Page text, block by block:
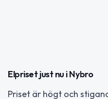
Elpriset just nu i Nybro
Priset är högt och